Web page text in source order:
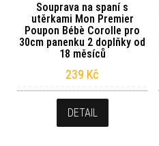
Souprava na spaní s
utěrkami Mon Premier
Poupon Bébè Corolle pro
30cm panenku 2 doplňky od
18 měsíců
239 Kč
DETAIL